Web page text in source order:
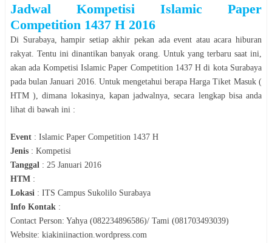
Jadwal Kompetisi Islamic Paper
Competition 1437 H 2016
Di Surabaya, hampir setiap akhir pekan ada event atau acara hiburan
rakyat. Tentu ini dinantikan banyak orang. Untuk yang terbaru saat ini,
akan ada Kompetisi Islamic Paper Competition 1437 H di kota Surabaya
pada bulanJanuari 2016. Untuk mengetahui berapa Harga Tiket Masuk (
HTM ), dimana lokasinya, kapan jadwalnya, secara lengkap bisa anda
lihat di bawah ini :
Event : Islamic Paper Competition 1437 H
Jenis : Kompetisi
Tanggal : 25 Januari 2016
HTM :
Lokasi : ITS Campus Sukolilo Surabaya
Info Kontak :
Contact Person: Yahya (082234896586)/ Tami (081703493039)
Website: kiakiniinaction.wordpress.com